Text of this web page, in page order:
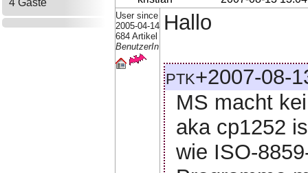
4 Gäste
User since
2005-04-14
684 Artikel
BenutzerIn
Hallo
ptk+2007-08-
MS macht
aka cp1252
wie ISO-